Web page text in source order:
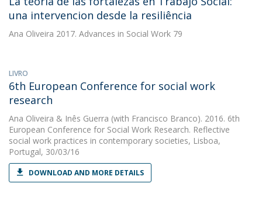
una intervencion desde la resiliência
Ana Oliveira 2017. Advances in Social Work 79
LIVRO
6th European Conference for social work
research
Ana Oliveira & Inês Guerra (with Francisco Branco). 2016. 6th
European Conference for Social Work Research. Reflective
social work practices in contemporary societies, Lisboa,
Portugal, 30/03/16
DOWNLOAD AND MORE DETAILS